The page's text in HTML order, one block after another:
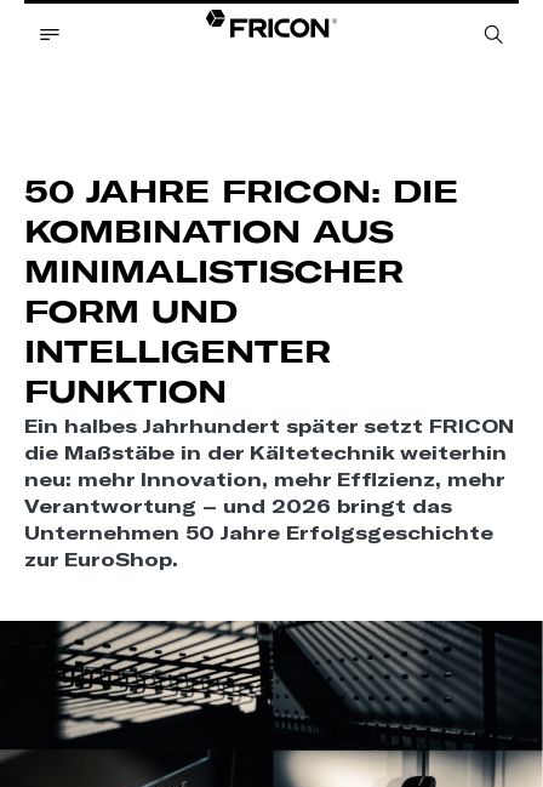
50 JAHRE FRICON: DIE
KOMBINATION AUS
MINIMALISTISCHER
FORM UND
INTELLIGENTER
FUNKTION
Ein halbes Jahrhundert später setzt FRICON
die Maßstäbe in der Kältetechnik weiterhin
neu: mehr Innovation, mehr Effizienz, mehr
Verantwortung – und 2026 bringt das
Unternehmen 50 Jahre Erfolgsgeschichte
zur EuroShop.